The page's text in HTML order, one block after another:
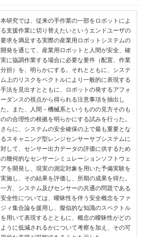
本研究では、従来の手作業の一部をロボットによ
る支援作業に切り替えたいというエンドユーザの
要求を満足する実際の産業用ロボットシステムの
開発を通じて、産業用ロボットと人間が安全、確
実に協調作業する場合に必要な要件（配置、作業
分担）を、明らかにする。それとともに、システ
ム上のリスクをベクトルにより一般的に表現する
手法を見出すとともに、ロボットの発するアフォ
ーダンスの視点から得られる注意事項を抽出し
た。また、人間－機械系というものの見方そのも
のの合理性の根拠を明らかにする試みを行った。
さらに、システムの安全確保の上で最も重要とな
るスキャニング型レンジセンサーサブシステムに
対して、センサー出力データの評価に供するため
の幾何的なセンサーシミュレーションソフトウェ
アを開発し、現実の測定対象を用いた予備実験を
実施し、その結果を評価し、所期の成果を得た。
一方、システム及びセンサーの共通の問題である
安全性については、曖昧性を伴う安全概念をファ
ジィ集合論を援用し、擬似的な知識のスペクトル
を用いて表現するとともに、概念の曖昧性がどの
ように低減されるかについて考察を加え、その可